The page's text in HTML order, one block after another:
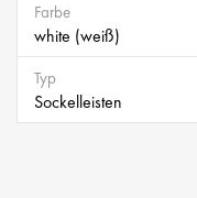
Farbe
white (weiß)
Typ
Sockelleisten